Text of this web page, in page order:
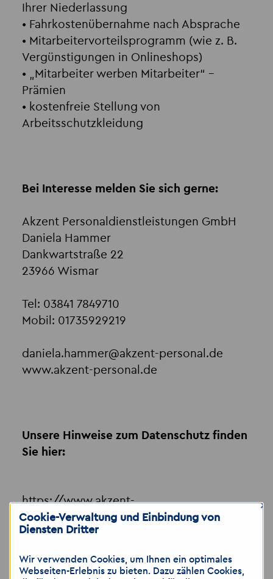
Ihrer Niederlassung
• Fahrkostenübernahme nach Absprache
• Mitarbeitervorteilsprogramm (wie z. B.
Vergünstigungen in Onlineshops)
• „Mitarbeiter werben Mitarbeiter“ –
Prämien
• kostenfreie Stellung von
Arbeitsschutzkleidung
Bei Interesse melden Sie sich gerne:
Akzent Personaldienstleistungen GmbH
Daniela Hammer
Dankwartstraße 22
23966 Wismar
Tel: 03841 7849710
Mobil: 01735929219
daniela.hammer@akzent-personal.de
www.akzent-personal.de
Unsere Hinweise zum Datenschutz finden
Sie hier:
https://www.akzent-
personal.de/datenschutz-erstinformation
Andreas Luthardt
Cookie-Verwaltung und Einbindung von
Diensten Dritter
×
Wir verwenden Cookies, um Ihnen ein optimales
Webseiten-Erlebnis zu bieten. Dazu zählen Cookies,